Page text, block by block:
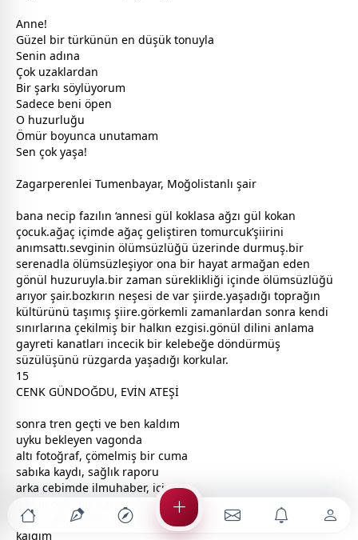
Anne!
Güzel bir türkünün en düşük tonuyla
Senin adına
Çok uzaklardan
Bir şarkı söylüyorum
Sadece beni öpen
O huzurluğu
Ömür boyunca unutamam
Sen çok yaşa!
Zagarperenlei Tumenbayar, Moğolistanlı şair
bana necip fazılın ‘annesi gül koklasa ağzı gül kokan
çocuk.ağaç içimde ağaç geliştiren tomurcuk’şiirini
anımsattı.sevginin ölümsüzlüğü üzerinde durmuş.bir
serenadla ölümsüzleşiyor ona bir hayat armağan eden
gönül huzuruyla.bir zaman süreklikliği içinde ölümsüzlüğü
arıyor şair.bozkırın neşesi de var şiirde.yaşadığı toprağın
kültürünü taşımış şiire.görkemli zamanlardan sonra kendi
sınırlarına çekilmiş bir halkın ezgisi.gönül dilini anlama
gayreti kanatları incecik bir kelebeğe döndürmüş
süzülüşünü rüzgarda yaşadığı korkular.
15
CENK GÜNDOĞDU, EVİN ATEŞİ
sonra tren geçti ve ben kaldım
uyku bekleyen vagonda
altı fotoğraf, çömelmiş bir cuma
sabıka kaydı, sağlık raporu
arka cebimde ilmuhaber, içi
güle açılan kartırnağına baka
kaldım